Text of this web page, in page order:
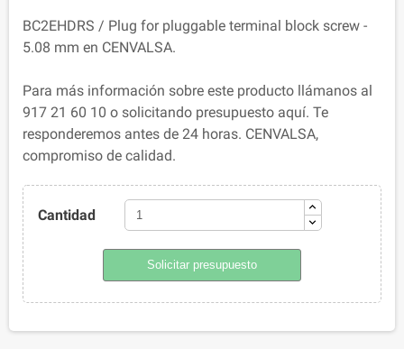
BC2EHDRS / Plug for pluggable terminal block screw -
5.08 mm en CENVALSA.
Para más información sobre este producto llámanos al
917 21 60 10 o solicitando presupuesto aquí. Te
responderemos antes de 24 horas. CENVALSA,
compromiso de calidad.
Cantidad
Solicitar presupuesto